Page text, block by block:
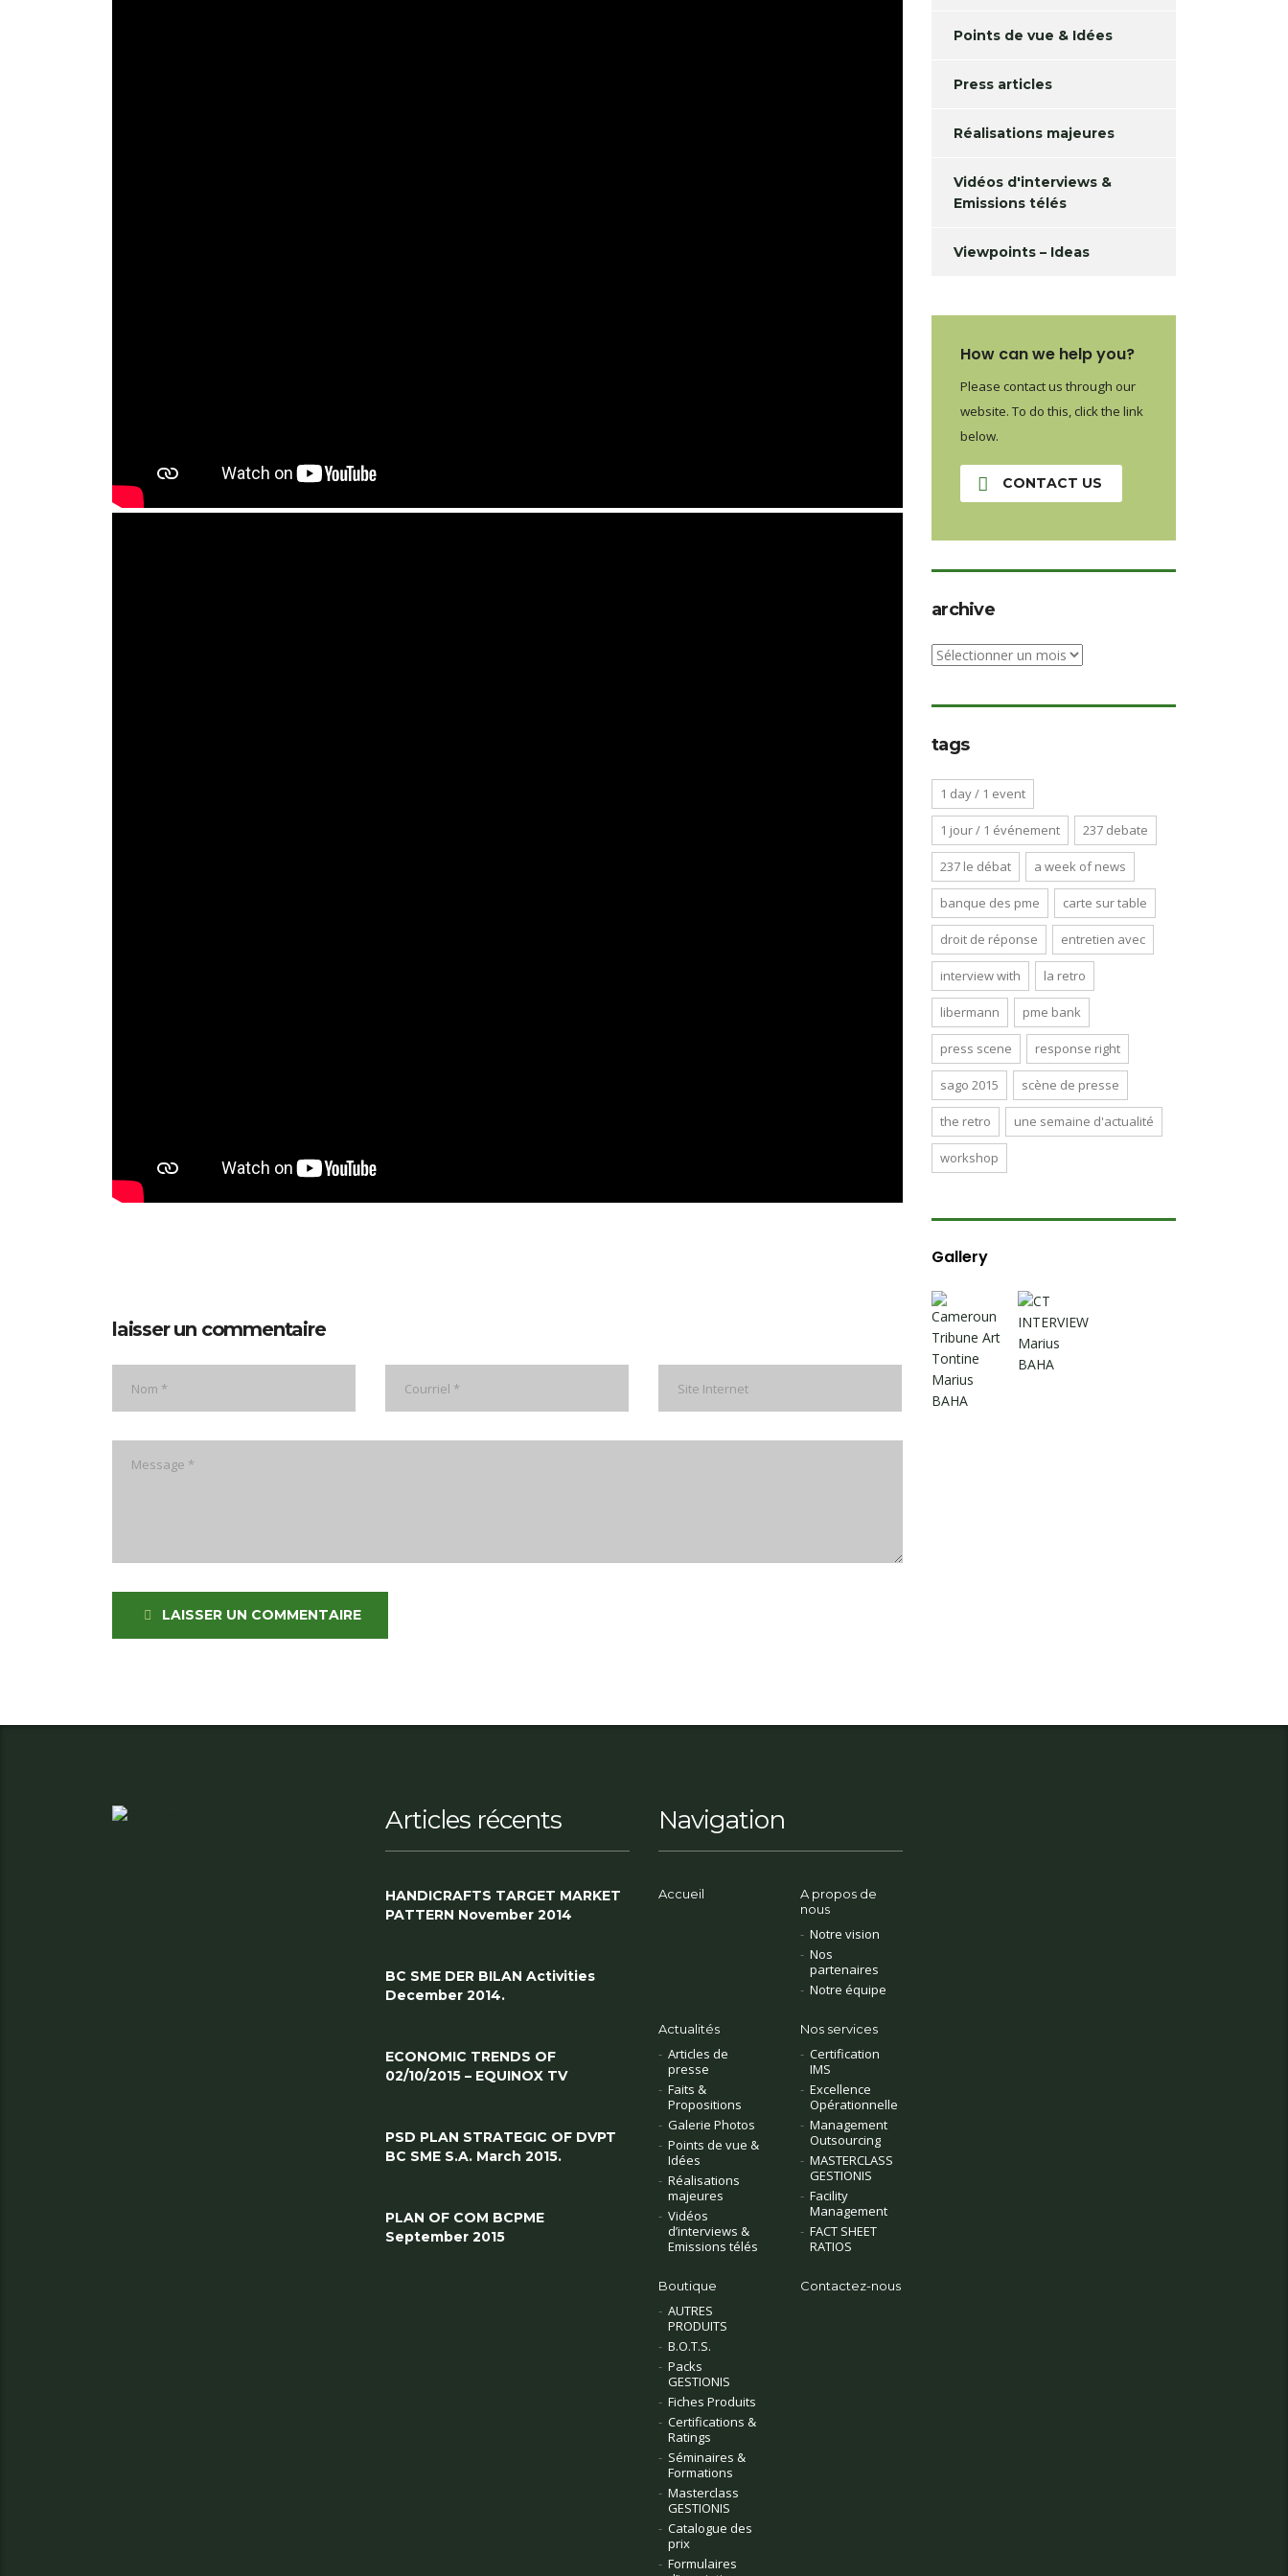
laisser un commentaire
LAISSER UN COMMENTAIRE
Points de vue & Idées
Press articles
Réalisations majeures
Vidéos d'interviews &
Emissions télés
Viewpoints – Ideas
How can we help you?
Please contact us through our
website. To do this, click the link
below.
CONTACT US
archive
archive
tags
1 day / 1 event
1 jour / 1 événement 237 debate
237 le débat a week of news
banque des pme carte sur table
droit de réponse entretien avec
interview with la retro
libermann pme bank
press scene response right
sago 2015 scène de presse
the retro une semaine d'actualité
workshop
Gallery
Articles récents
HANDICRAFTS TARGET MARKET
PATTERN November 2014
BC SME DER BILAN Activities
December 2014.
ECONOMIC TRENDS OF
02/10/2015 – EQUINOX TV
PSD PLAN STRATEGIC OF DVPT
BC SME S.A. March 2015.
PLAN OF COM BCPME
September 2015
Navigation
Accueil
A propos de
nous
Notre vision
Nos
partenaires
Notre équipe
Actualités
Articles de
presse
Faits &
Propositions
Galerie Photos
Points de vue &
Idées
Réalisations
majeures
Vidéos
d’interviews &
Emissions télés
Nos services
Certification
IMS
Excellence
Opérationnelle
Management
Outsourcing
MASTERCLASS
GESTIONIS
Facility
Management
FACT SHEET
RATIOS
Boutique
AUTRES
PRODUITS
B.O.T.S.
Packs
GESTIONIS
Fiches Produits
Certifications &
Ratings
Séminaires &
Formations
Masterclass
GESTIONIS
Catalogue des
prix
Formulaires
Contactez-nous